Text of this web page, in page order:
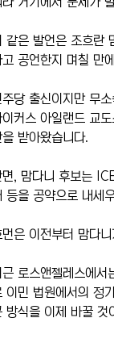
같은 발언은 조흐란
고 공언한지 며칠 만
주당 출신이지만 무
이커스 아일랜드 교
을 받아왔습니다.
면, 맘다니 후보는
등을 공약으로 내세
먼은 이전부터 맘다
근 로스앤젤레스에
이민 법원에서의 정
방식을 이제 바꿀 것